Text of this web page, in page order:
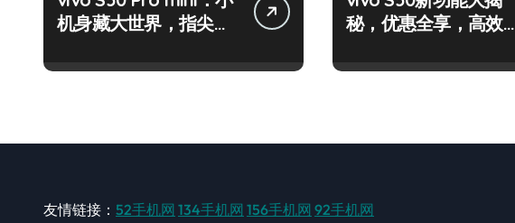
机身藏大世界，指尖资
秘，优惠全享，高效玩
友情链接： 52手机网 134手机网 156手机网 92手机网